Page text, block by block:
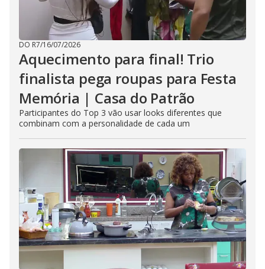
DO R7/16/07/2026
Aquecimento para final! Trio
finalista pega roupas para Festa
Memória | Casa do Patrão
Participantes do Top 3 vão usar looks diferentes que
combinam com a personalidade de cada um